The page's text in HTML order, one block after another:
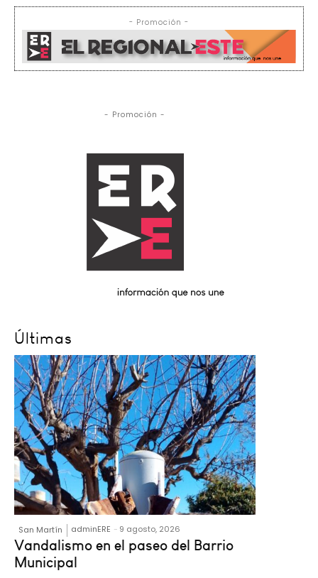
- Promoción -
- Promoción -
Últimas
San Martín adminERE - 9 agosto, 2026
Vandalismo en el paseo del Barrio
Municipal